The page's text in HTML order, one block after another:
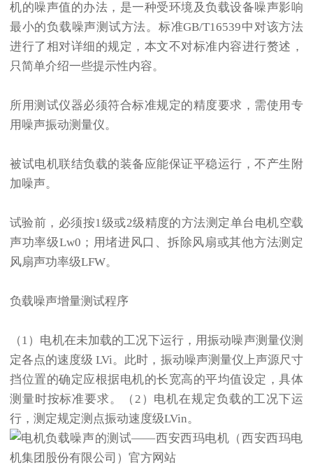
机的噪声值的办法，是一种受环境及负载设备噪声影响
最小的负载噪声测试方法。标准GB/T16539中对该方法
进行了相对详细的规定，本文不对标准内容进行赘述，
只简单介绍一些提示性内容。
所用测试仪器必须符合标准规定的精度要求，需使用专
用噪声振动测量仪。
被试电机联结负载的装备应能保证平稳运行，不产生附
加噪声。
试验前，必须按1级或2级精度的方法测定单台电机空载
声功率级Lw0；用堵进风口、拆除风扇或其他方法测定
风扇声功率级LFW。
负载噪声增量测试程序
（1）电机在未加载的工况下运行，用振动噪声测量仪测
定各点的速度级 LVi。此时，振动噪声测量仪上声源尺寸
挡位置的确定应根据电机的长宽高的平均值设定，具体
测量时按标准要求。（2）电机在规定负载的工况下运
行，测定规定测点振动速度级LVin。